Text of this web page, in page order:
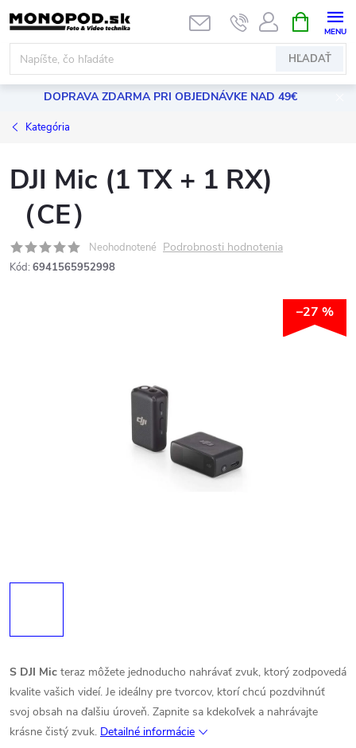
Prejsť
na
obsah
HĽADAŤ
KOŠÍK
DOPRAVA ZDARMA PRI OBJEDNÁVKE NAD 49€
Kategória
DJI Mic (1 TX + 1 RX)
（CE）
Neohodnotené Podrobnosti hodnotenia
Kód: 6941565952998
–27 %
S DJI Mic teraz môžete jednoducho nahrávať zvuk, ktorý zodpovedá
kvalite vašich videí. Je ideálny pre tvorcov, ktorí chcú pozdvihnúť
svoj obsah na ďalšiu úroveň. Zapnite sa kdekoľvek a nahrávajte
krásne čistý zvuk. Detailné informácie